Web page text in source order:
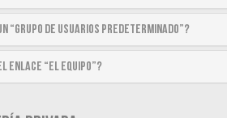
“Grupo de Usuarios predeterminado”?
enlace “El equipo”?